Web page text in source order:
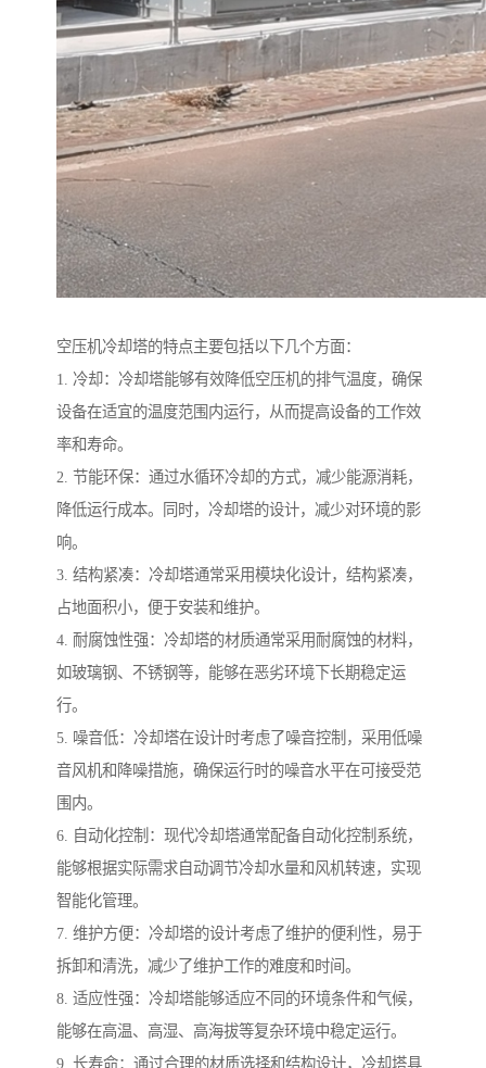
空压机冷却塔的特点主要包括以下几个方面：
1. 冷却：冷却塔能够有效降低空压机的排气温度，确保
设备在适宜的温度范围内运行，从而提高设备的工作效
率和寿命。
2. 节能环保：通过水循环冷却的方式，减少能源消耗，
降低运行成本。同时，冷却塔的设计，减少对环境的影
响。
3. 结构紧凑：冷却塔通常采用模块化设计，结构紧凑，
占地面积小，便于安装和维护。
4. 耐腐蚀性强：冷却塔的材质通常采用耐腐蚀的材料，
如玻璃钢、不锈钢等，能够在恶劣环境下长期稳定运
行。
5. 噪音低：冷却塔在设计时考虑了噪音控制，采用低噪
音风机和降噪措施，确保运行时的噪音水平在可接受范
围内。
6. 自动化控制：现代冷却塔通常配备自动化控制系统，
能够根据实际需求自动调节冷却水量和风机转速，实现
智能化管理。
7. 维护方便：冷却塔的设计考虑了维护的便利性，易于
拆卸和清洗，减少了维护工作的难度和时间。
8. 适应性强：冷却塔能够适应不同的环境条件和气候，
能够在高温、高湿、高海拔等复杂环境中稳定运行。
9. 长寿命：通过合理的材质选择和结构设计，冷却塔具